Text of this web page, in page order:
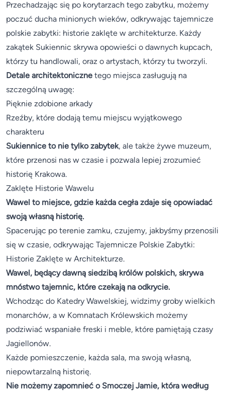
Przechadzając się po korytarzach tego zabytku, możemy
poczuć ducha minionych wieków, odkrywając tajemnicze
polskie zabytki: historie zaklęte w architekturze. Każdy
zakątek Sukiennic skrywa opowieści o dawnych kupcach,
którzy tu handlowali, oraz o artystach, którzy tu tworzyli.
Detale architektoniczne tego miejsca zasługują na
szczególną uwagę:
Pięknie zdobione arkady
Rzeźby, które dodają temu miejscu wyjątkowego
charakteru
Sukiennice to nie tylko zabytek, ale także żywe muzeum,
które przenosi nas w czasie i pozwala lepiej zrozumieć
historię Krakowa.
Zaklęte Historie Wawelu
Wawel to miejsce, gdzie każda cegła zdaje się opowiadać
swoją własną historię.
Spacerując po terenie zamku, czujemy, jakbyśmy przenosili
się w czasie, odkrywając Tajemnicze Polskie Zabytki:
Historie Zaklęte w Architekturze.
Wawel, będący dawną siedzibą królów polskich, skrywa
mnóstwo tajemnic, które czekają na odkrycie.
Wchodząc do Katedry Wawelskiej, widzimy groby wielkich
monarchów, a w Komnatach Królewskich możemy
podziwiać wspaniałe freski i meble, które pamiętają czasy
Jagiellonów.
Każde pomieszczenie, każda sala, ma swoją własną,
niepowtarzalną historię.
Nie możemy zapomnieć o Smoczej Jamie, która według